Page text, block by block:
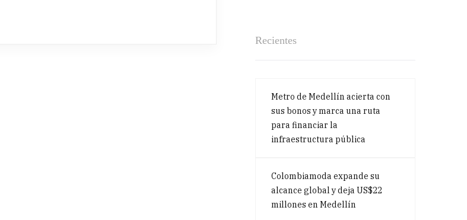
Recientes
Metro de Medellín acierta con
sus bonos y marca una ruta
para financiar la
infraestructura pública
Colombiamoda expande su
alcance global y deja US$22
millones en Medellín